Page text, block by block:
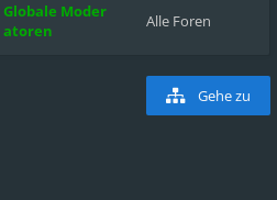
Globale Moder
atoren
Alle Foren
Gehe zu